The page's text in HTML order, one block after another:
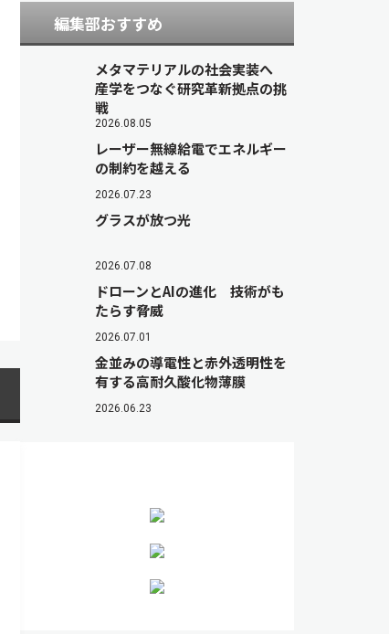
編集部おすすめ
メタマテリアルの社会実装へ
産学をつなぐ研究革新拠点の挑
戦
2026.08.05
レーザー無線給電でエネルギー
の制約を越える
2026.07.23
グラスが放つ光
2026.07.08
ドローンとAIの進化 技術がも
たらす脅威
2026.07.01
金並みの導電性と赤外透明性を
有する高耐久酸化物薄膜
2026.06.23